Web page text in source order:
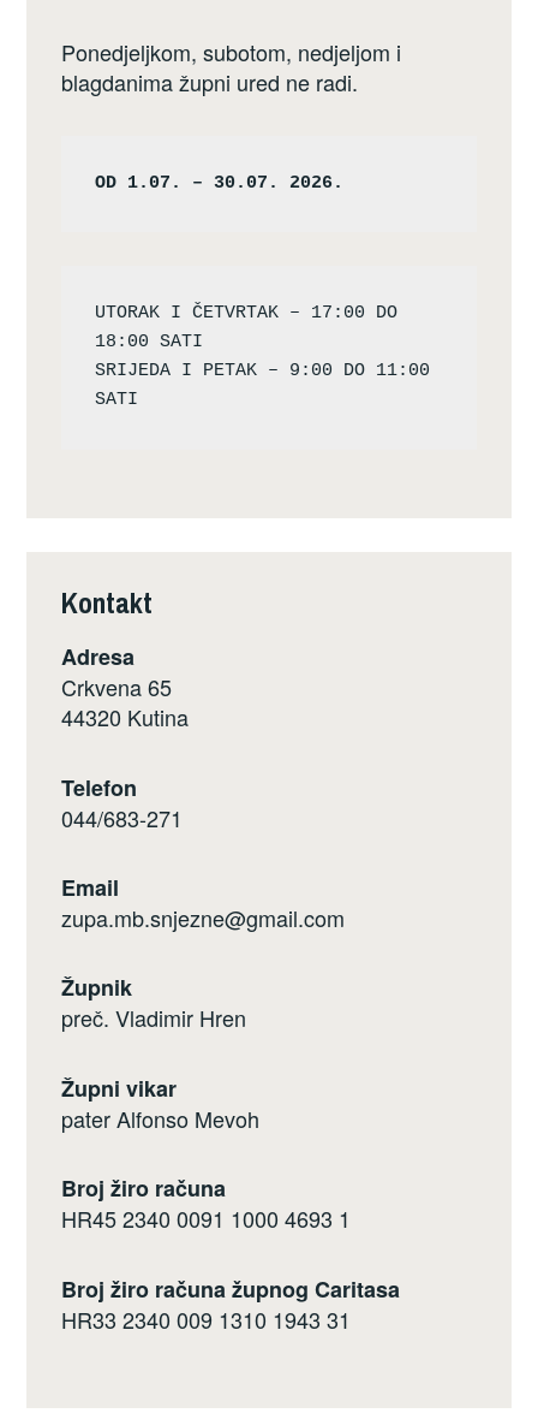
Ponedjeljkom, subotom, nedjeljom i
blagdanima župni ured ne radi.
OD 1.07. – 30.07. 2026.
UTORAK I ČETVRTAK – 17:00 DO
18:00 SATI
SRIJEDA I PETAK – 9:00 DO 11:00
Kontakt
Adresa
Crkvena 65
44320 Kutina
Telefon
044/683-271
Email
zupa.mb.snjezne@gmail.com
Župnik
preč. Vladimir Hren
Župni vikar
pater Alfonso Mevoh
Broj žiro računa
HR45 2340 0091 1000 4693 1
Broj žiro računa župnog Caritasa
HR33 2340 009 1310 1943 31